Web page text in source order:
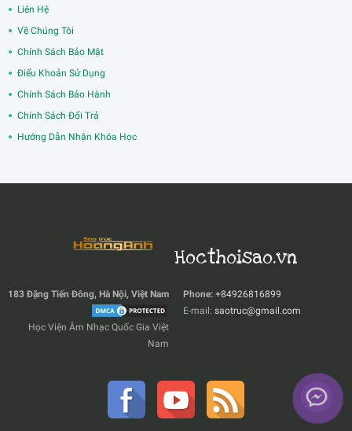
Liên Hệ
Về Chúng Tôi
Chính Sách Bảo Mật
Điểu Khoản Sử Dụng
Chính Sách Bảo Hành
Chính Sách Đổi Trả
Hướng Dẫn Nhận Khóa Học
Hocthoisao.vn
Phone: +84926816899
E-mail: saotruc@gmail.com
183 Đặng Tiến Đông, Hà Nội, Việt Nam
Học Viện Âm Nhạc Quốc Gia Việt
Nam